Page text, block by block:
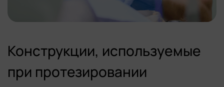
Конструкции, используемые
при протезировании